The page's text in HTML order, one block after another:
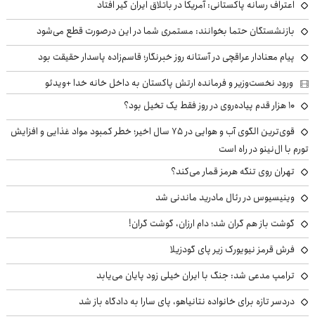
اعتراف رسانه پاکستانی: آمریکا در باتلاق ایران گیر افتاد
بازنشستگان حتما بخوانند: مستمری شما در این درصورت قطع می‌شود
پیام معنادار عراقچی در آستانه روز خبرنگار؛ قاسم‌زاده پاسدار حقیقت بود
ورود نخست‌وزیر و فرمانده ارتش پاکستان به داخل خانه خدا +ویدئو
۱۰ هزار قدم پیاده‌روی در روز فقط یک تخیل بود؟
قوی‌ترین الگوی آب و هوایی در ۷۵ سال اخیر؛ خطر کمبود مواد غذایی و افزایش
تورم با ال‌نینو در راه است
تهران روی تنگه هرمز قمار می‌کند؟
وینیسیوس در رئال مادرید ماندنی شد
گوشت باز هم گران شد؛ دام ارزان، گوشت گران!
فرش قرمز نیویورک زیر پای گودزیلا
ترامپ مدعی شد: جنگ با ایران خیلی زود پایان می‌یابد
دردسر تازه برای خانواده نتانیاهو، پای سارا به دادگاه باز شد